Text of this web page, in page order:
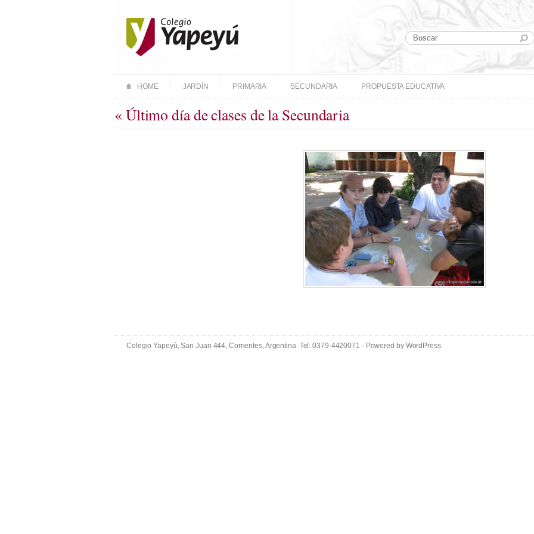
HOME JARDÍN PRIMARIA SECUNDARIA PROPUESTA EDUCATIVA
« Último día de clases de la Secundaria
Colegio Yapeyú, San Juan 444, Corrientes, Argentina. Tel: 0379-4420071 - Powered by WordPress.